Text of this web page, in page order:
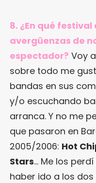
8. ¿En qué
avergüenzas de
espectador? Voy
sobre todo me
bandas en sus
y/o escuchando
arranca. Y no me
que pasaron en
2005/2006: Hot
Stars… Me los
haber ido a los dos